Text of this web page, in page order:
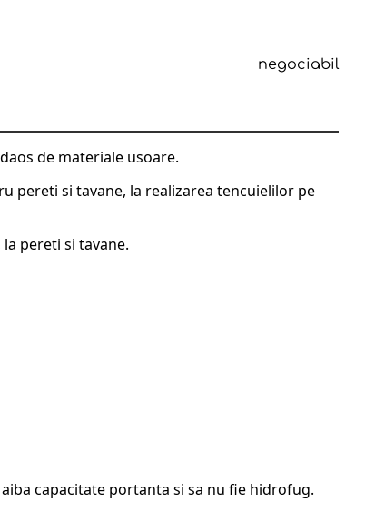
negociabil
de materiale usoare.
pereti si tavane, la realizarea tencuielilor pe
pereti si tavane.
capacitate portanta si sa nu fie hidrofug.